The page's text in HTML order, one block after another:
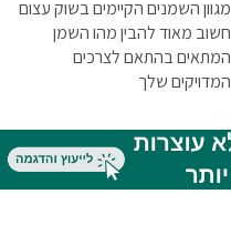
מגוון השמנים הקיימים בשוק עצום
חשוב מאוד להבין מהו השמן
המתאים בהתאם לצרכים
המדויקים שלך